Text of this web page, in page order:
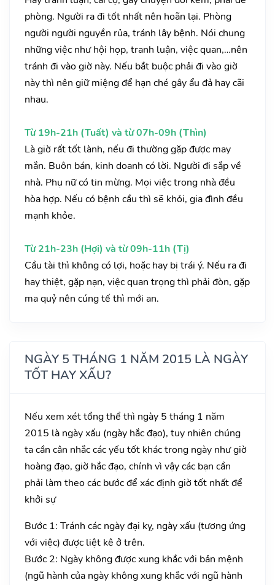
phòng. Người ra đi tốt nhất nên hoãn lại. Phòng
người người nguyền rủa, tránh lây bệnh. Nói chung
những việc như hội họp, tranh luận, việc quan,…nên
tránh đi vào giờ này. Nếu bắt buộc phải đi vào giờ
này thì nên giữ miệng để hạn ché gây ẩu đả hay cãi
nhau.
Từ 19h-21h (Tuất) và từ 07h-09h (Thìn)
Là giờ rất tốt lành, nếu đi thường gặp được may
mắn. Buôn bán, kinh doanh có lời. Người đi sắp về
nhà. Phụ nữ có tin mừng. Mọi việc trong nhà đều
hòa hợp. Nếu có bệnh cầu thì sẽ khỏi, gia đình đều
mạnh khỏe.
Từ 21h-23h (Hợi) và từ 09h-11h (Tị)
Cầu tài thì không có lợi, hoặc hay bị trái ý. Nếu ra đi
hay thiệt, gặp nạn, việc quan trọng thì phải đòn, gặp
ma quỷ nên cúng tế thì mới an.
NGÀY 5 THÁNG 1 NĂM 2015 LÀ NGÀY
TỐT HAY XẤU?
Nếu xem xét tổng thể thì ngày 5 tháng 1 năm
2015 là ngày xấu (ngày hắc đạo), tuy nhiên chúng
ta cần cân nhắc các yếu tốt khác trong ngày như giờ
hoàng đạo, giờ hắc đạo, chính vì vậy các bạn cần
phải làm theo các bước để xác định giờ tốt nhất để
khởi sự
Bước 1: Tránh các ngày đại kỵ, ngày xấu (tương ứng
với việc) được liệt kê ở trên.
Bước 2: Ngày không được xung khắc với bản mệnh
(ngũ hành của ngày không xung khắc với ngũ hành